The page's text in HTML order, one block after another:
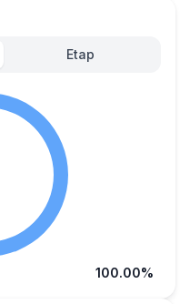
Etap
100.00%